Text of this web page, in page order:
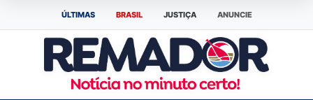
ÚLTIMAS BRASIL JUSTIÇA ANUNCIE